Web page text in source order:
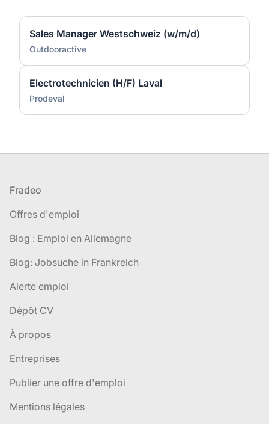
Sales Manager Westschweiz (w/m/d)
Outdooractive
Electrotechnicien (H/F) Laval
Prodeval
Pied de page
Fradeo
Offres d'emploi
Blog : Emploi en Allemagne
Blog: Jobsuche in Frankreich
Alerte emploi
Dépôt CV
À propos
Entreprises
Publier une offre d'emploi
Mentions légales